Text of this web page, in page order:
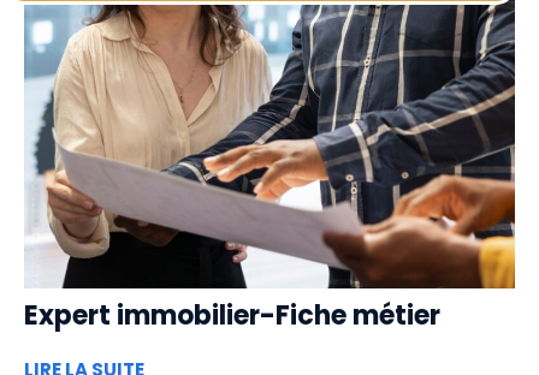
Expert immobilier-Fiche métier
LIRE LA SUITE